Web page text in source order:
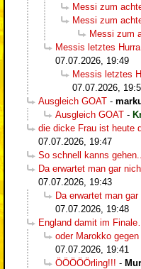
Messi zum
Messi zum
Messi zum
Messis letztes
07.07.2026, 19:49
Messis letztes
07.07.2026,
Ausgleich GOAT -
Ausgleich GOAT -
die dicke Frau ist heute
07.07.2026, 19:47
So schnell kanns
Da erwartet man gar
07.07.2026, 19:43
Da erwartet man
07.07.2026, 19:48
England damit im Finale…
oder Marokko
07.07.2026, 19:41
ÖÖÖÖÖrling!!! -